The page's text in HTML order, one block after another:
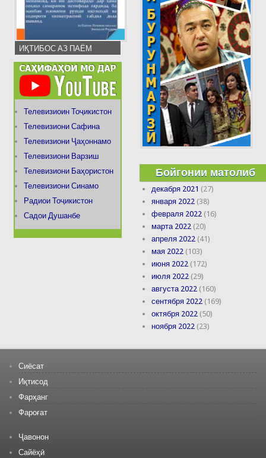
ИҚТИБОС АЗ ПАЁМ
Телевизиоин Тоҷикистон
Телевизиони Сафина
Телевизиони Ҷаҳоннамо
Телевизиони Варзиш
Телевизиони Баҳористон
Телевизиони Синамо
Радиои Тоҷикистон
Садои Душанбе
Бойгонии матолиб
декабря 2021 (27)
января 2022 (38)
февраля 2022 (16)
марта 2022 (20)
апреля 2022 (41)
мая 2022 (103)
июня 2022 (172)
июля 2022 (29)
августа 2022 (160)
сентября 2022 (169)
октября 2022 (50)
ноября 2022 (23)
Сиёсат
Иқтисод
Фарҳанг
Фароғат
Ҷавонон
Сайёҳӣ